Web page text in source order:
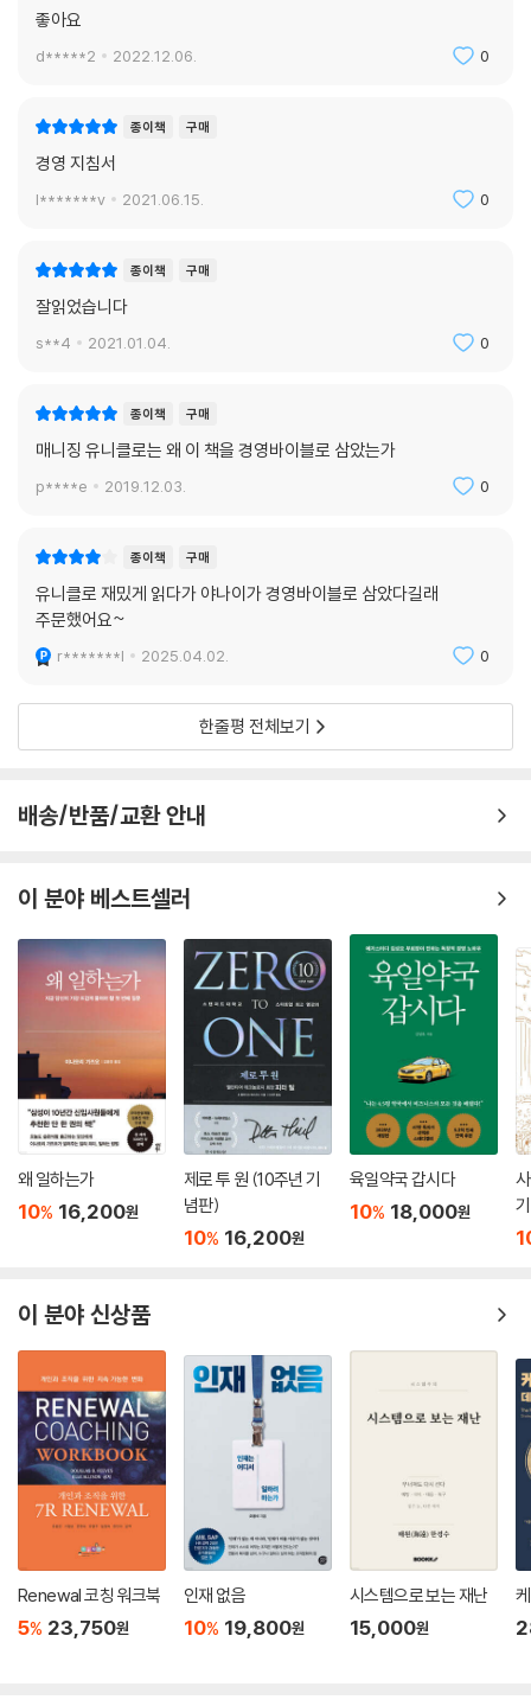
해결하는 게 경영자라고 제닌은 말한다. 그리고 본인 스스로 ITT의 산적한
문제들을 어떻게 해결했는지 사례를 들어 설명한다. 이 책의 진가는 이 과
제닌은 이 책에서 아주 많은 이야기를 들려준다. 경영을 한 번도 접해보지
못한 사람들을 데리고 그 깊고 조용하고 그러나 뜨겁게 땀을 흘리는 기업
주고, 기업 조직의 병폐를 어떻게 해결했으며, 개별 사업부를 어떻게 관리
했는지, 각종 회의를 어떻게 진행했는지 실전 경영의 문제와 해결책도 알
려준다. 때로는 보고서 작성 팁도 짚어주고, 책임자를 직접 대면하는 방식
으로 경영할 것을 충고하기도 한다. 리더십에 별표를 치며 기업 경영에서
학 경영의 함정에 대해서 설명하며 ‘여러분은 그런 사람이 되지 말라.’고 조
언하기도 한다. 또한 경영자 최대의 적은 자기 자신이라는 얘기도 들려주
를 통해 어떻게 성장했는지도 보여주고 기업가 정신이나 이사회의 역할에
그러나 이 모든 얘기들은 마치 육면체의 각 면과 같아서 각각의 면은 보여
주지만 그 육면체 자체는 아니다. 제닌은 이 모든 주제들의 한가운데 있으
면서도 겉으로 드러나기 어려운 경영의 본질은 기술적인 것이 아니라며 다
음과 같이 말한다.
“경영에서 가장 본질적이고 가장 중요한 것은 감정적 태도, 즉 마음가짐이
다. 경영자는 목표가 무엇인지 마음에 새겨야 하며 이를 위해 자기 한 몸을
와야 한다. 이 태도는 함께 일하는 사람들에게 전염된다. 사람들은 당신이
잣대이다. 달리 말해 진정한 경영자는 경영을 해야 한다는 말을 깨달은 사
람이다.”
전직 경영자가 후배 경영자들에게 남기는 최후의 이야기는 이처럼 시대를
초월한다.
세상에는 많은 경영자들이 존재하지만 실제로 경영을 하는 사람은 드물다
고 제닌은 말한다. 그래서 그의 한마디 한마디는 읽는 사람의 등허리를 서
늘하게 만든다. 그러나 이 책은 왠지 모르게 따뜻하다. 경영은 사람 사이에
서 벌어지는 인간적인 그 무엇이기 때문이다. 제닌은 얼음과 불을 함께 지
닌 독특한 경영자이다. 여러분은 이 책에서 그의 뜨거운 면과 차가운 면을
유니클로 회장 야나이 다다시가 마음을 열고 이 책의 가르침을 받아들였듯
이 프로페셔널 CEO를 꿈꾸는 이 땅의 모든 경영자와 경영자 지망생들에
게 확고한 경영 지침이 되리라고 확신한다. 제닌 대학에 입학한 것을 환영
한다.
좋아요
d*****2 2022.12.06. 0
종이책 구매
경영 지침서
l*******v 2021.06.15. 0
종이책 구매
잘읽었습니다
s**4 2021.01.04. 0
종이책 구매
매니징 유니클로는 왜 이 책을 경영바이블로 삼았는가
p****e 2019.12.03. 0
종이책 구매
유니클로 재밌게 읽다가 야나이가 경영바이블로 삼았다길래
주문했어요~
r*******l 2025.04.02. 0
한줄평 전체보기
배송/반품/교환 안내
이 분야 베스트셀러
왜 일하는가
10% 16,200원
제로 투 원 (10주년 기
념판)
10% 16,200원
육일약국 갑시다
10% 18,000원
이 분야 신상품
Renewal 코칭 워크북
5% 23,750원
인재 없음
10% 19,800원
시스템으로 보는 재난
15,000원